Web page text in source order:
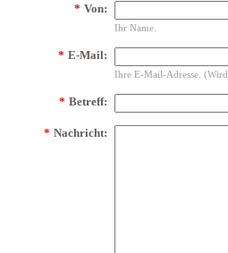
* Von:
Ihr Name.
* E-Mail:
Ihre E-Mail-Adresse. (Wird
* Betreff:
* Nachricht: